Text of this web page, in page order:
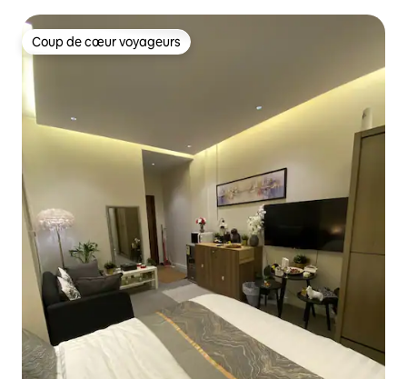
Coup de cœur voyageurs
Coup de cœur voyageurs